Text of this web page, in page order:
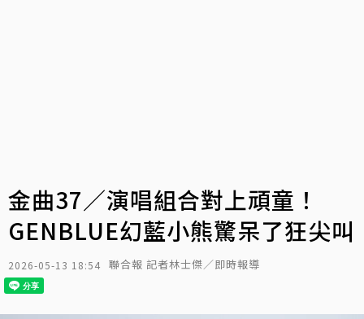
金曲37／演唱組合對上頑童！
GENBLUE幻藍小熊驚呆了狂尖叫
2026-05-13 18:54 聯合報 記者林士傑／即時報導